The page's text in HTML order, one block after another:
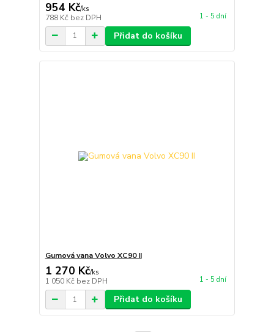
954 Kč/ks
788 Kč bez DPH 1 - 5 dní
Přidat do košíku
Gumová vana Volvo XC90 II
1 270 Kč/ks
1 050 Kč bez DPH 1 - 5 dní
Přidat do košíku